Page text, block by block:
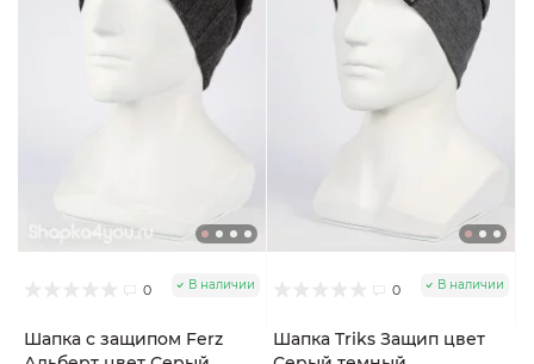
0 В наличии
Шапка с защипом Ferz
0 В наличии
Шапка Triks Защип цвет